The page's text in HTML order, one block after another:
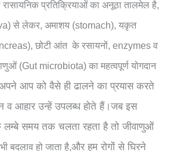
रासायनिक प्रतिक्रियाओं का अनूठा तालमेल है,
से लेकर, अमाशय (stomach), यकृत
छोटी आंत के रसायनों, enzymes व
(Gut microbiota) का महत्वपूर्ण योगदान
आप को वैसे ही ढालने का प्रयास करते
व आहार उन्हें उपलब्ध होते हैं।जब इस
समय तक चलता रहता है तो जीवाणुओं
बदलाव हो जाता है,और हम रोगों से घिरने